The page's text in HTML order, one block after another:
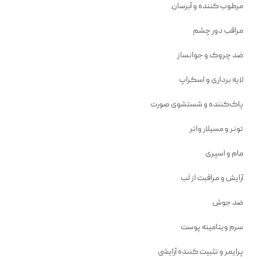
مرطوب کننده و آبرسان
مراقب دور چشم
ضد چروک و جوانساز
لایه برداری و اسکراپ
پاک‌کننده و شستشوی صورت
تونر و مسیلار واتر
مام و اسپری
آرایش و مراقبت از لب
ضد جوش
سرم ویتامینه پوست
پرایمر و تثبیت کننده آرایشی